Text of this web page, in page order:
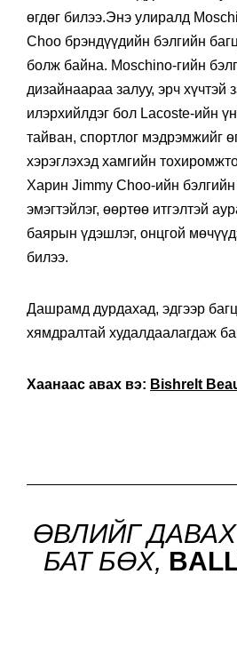
өгдөг билээ.Энэ улиралд
Choo брэндүүдийн бэлгийн
болж байна. Moschino-гийн
дизайнаараа залуу, эрч хүчтэй
илэрхийлдэг бол Lacoste-ийн
тайван, спортлог мэдрэмжийг
хэрэглэхэд хамгийн
Харин Jimmy Choo-ийн бэлгийн
эмэгтэйлэг, өөртөө итгэлтэй
баярын үдэшлэг, онцгой
билээ.
Дашрамд дурдахад, эдгээр
хямдралтай худалдаалагдаж
Хаанаас авах вэ: Bishrelt
ӨВЛИЙГ
БАТ БӨХ,